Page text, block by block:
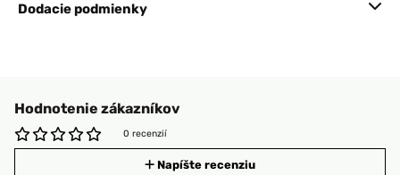
Dodacie podmienky
Hodnotenie zákazníkov
0 recenzií
Napíšte recenziu